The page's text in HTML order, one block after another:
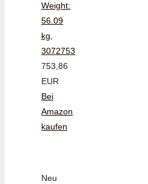
Weight:
56.09
kg,
3072753
753,86
EUR
Bei
Amazon
kaufen
Neu